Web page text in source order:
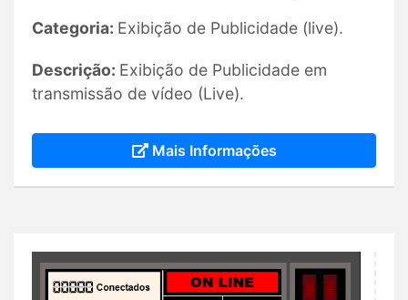
Categoria: Exibição de Publicidade (live).
Descrição: Exibição de Publicidade em
transmissão de vídeo (Live).
Mais Informações